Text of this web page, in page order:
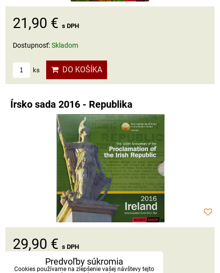
21,90 € s DPH
Dostupnosť:Skladom
ks DO KOŠÍKA
Írsko sada 2016 - Republika
29,90 € s DPH
Dostupnosť:Skladom
Predvoľby súkromia
Cookies používame na zlepšenie vašej návštevy tejto